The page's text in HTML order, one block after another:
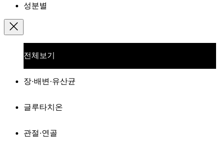
성분별
전체보기
장·배변·유산균
글루타치온
관절·연골